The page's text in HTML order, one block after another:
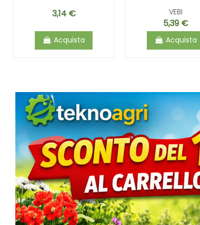
3,14 €
Acquista
VEBI
5,39 €
Acquista